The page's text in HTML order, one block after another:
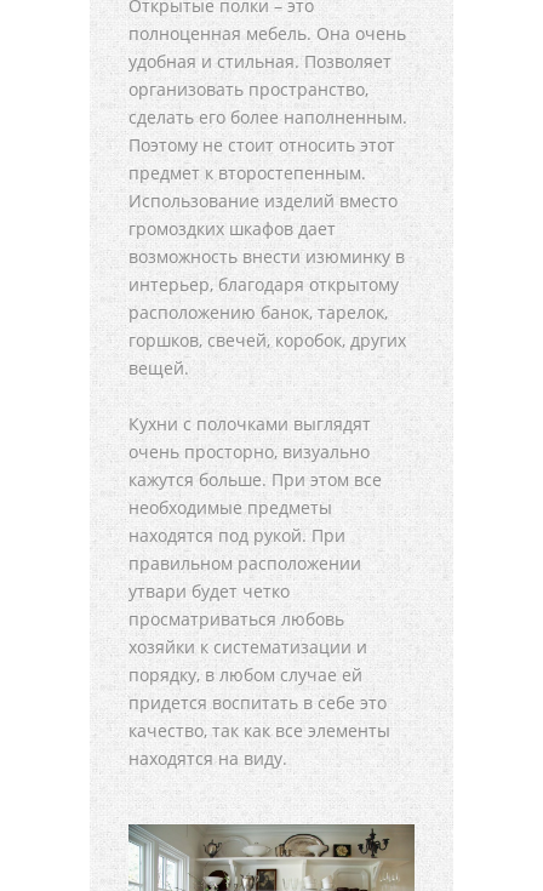
Открытые полки – это
полноценная мебель. Она очень
удобная и стильная. Позволяет
организовать пространство,
сделать его более наполненным.
Поэтому не стоит относить этот
предмет к второстепенным.
Использование изделий вместо
громоздких шкафов дает
возможность внести изюминку в
интерьер, благодаря открытому
расположению банок, тарелок,
горшков, свечей, коробок, других
вещей.
Кухни с полочками выглядят
очень просторно, визуально
кажутся больше. При этом все
необходимые предметы
находятся под рукой. При
правильном расположении
утвари будет четко
просматриваться любовь
хозяйки к систематизации и
порядку, в любом случае ей
придется воспитать в себе это
качество, так как все элементы
находятся на виду.